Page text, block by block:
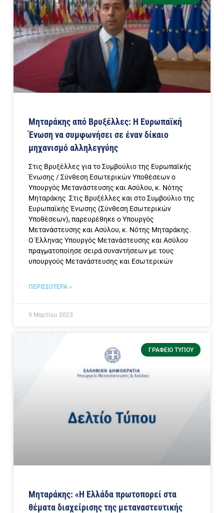
Μηταράκης από Βρυξέλλες: Η Ευρωπαϊκή
Ένωση να συμφωνήσει σε έναν δίκαιο
μηχανισμό αλληλεγγύης
Στις Βρυξέλλες για το Συμβούλιο της Ευρωπαϊκής
Ένωσης / Σύνθεση Εσωτερικών Υποθέσεων ο
Υπουργός Μετανάστευσης και Ασύλου, κ. Νότης
Μηταράκης Στις Βρυξέλλες και στο Συμβούλιο της
Ευρωπαϊκής Ένωσης (Σύνθεση Εσωτερικών
Υποθέσεων), παρευρέθηκε ο Υπουργός
Μετανάστευσης και Ασύλου, κ. Νότης Μηταράκης.
Ο Έλληνας Υπουργός Μετανάστευσης και Ασύλου
πραγματοποίησε σειρά συναντήσεων με τους
υπουργούς Μετανάστευσης και Εσωτερικών
ΠΕΡΙΣΣΟΤΕΡΑ »
9 Μαρτίου 2023
ΓΡΑΦΕΊΟ ΤΎΠΟΥ
Μηταράκης: «Η Ελλάδα πρωτοπορεί στα
θέματα διαχείρισης της μεταναστευτικής